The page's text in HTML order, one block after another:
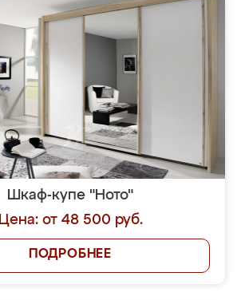
Шкаф-купе "Ното"
Цена: от 48 500 руб.
ПОДРОБНЕЕ